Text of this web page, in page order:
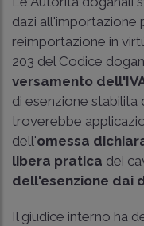
dazi all'importazione
reimportazione in
203 del Codice
versamento
di esenzione stabilita
troverebbe
dell'omessa
libera pratica dei
dell'esenzione dai
Il giudice interno ha